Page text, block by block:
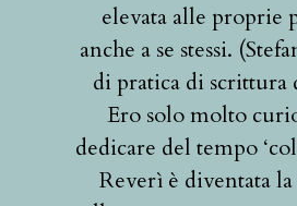
elevata alle proprie
anche a se stessi.
di pratica di scrittura
Ero solo molto
dedicare del tempo
Reverì è diventata